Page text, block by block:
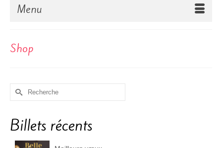
Menu
Shop
Rechercher :
Billets récents